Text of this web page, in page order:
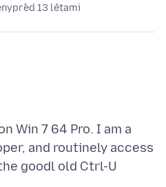
před 13 lětami
Win 7 64 Pro. I am a
and routinely access
goodl old Ctrl-U